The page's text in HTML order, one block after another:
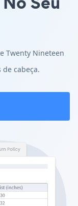
Twenty Nineteen
cabeça.